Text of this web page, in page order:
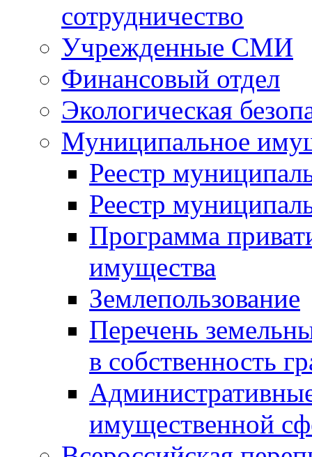
сотрудничество
Учрежденные СМИ
Финансовый отдел
Экологическая
Муниципальное
Реестр
Реестр
Программа
имущества
Землепользование
Перечень
в собственность
имущественной